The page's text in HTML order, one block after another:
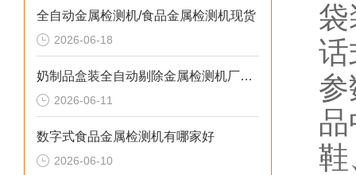
全自动金属检测机/食品金属检测机现货
2026-06-18
奶制品盒装全自动剔除金属检测机厂家生产
2026-06-11
数字式食品金属检测机有哪家好
2026-06-10
话
鞋